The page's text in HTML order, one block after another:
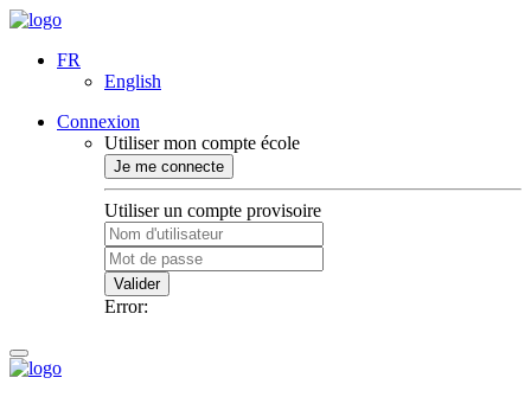
FR
English
Connexion
Utiliser mon compte école
Je me connecte
Utiliser un compte provisoire
Valider
Error: